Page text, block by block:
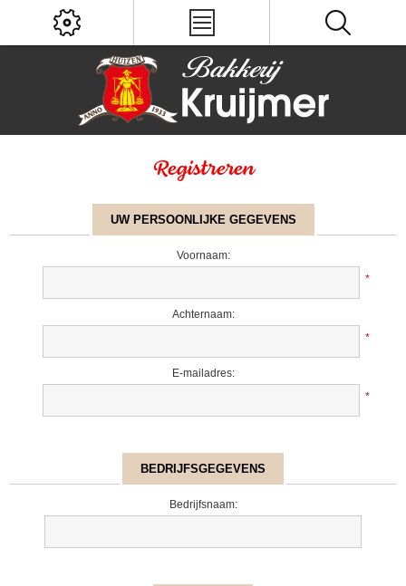
Registreren
UW PERSOONLIJKE GEGEVENS
Voornaam:
*
Achternaam:
*
E-mailadres:
*
BEDRIJFSGEGEVENS
Bedrijfsnaam: